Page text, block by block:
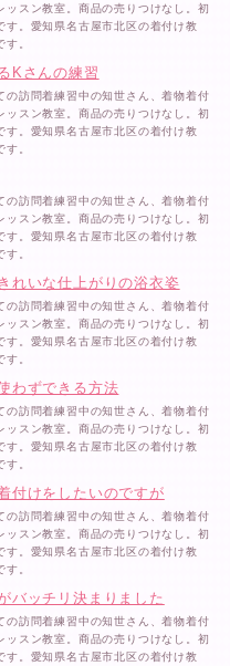
スン教室。商品の売りつけなし。初
す。愛知県名古屋市北区の着付け教
。
Kさんの練習
訪問着練習中の知世さん、着物着付
スン教室。商品の売りつけなし。初
す。愛知県名古屋市北区の着付け教
。
訪問着練習中の知世さん、着物着付
スン教室。商品の売りつけなし。初
す。愛知県名古屋市北区の着付け教
。
れいな仕上がりの浴衣姿
訪問着練習中の知世さん、着物着付
スン教室。商品の売りつけなし。初
す。愛知県名古屋市北区の着付け教
。
わずできる方法
訪問着練習中の知世さん、着物着付
スン教室。商品の売りつけなし。初
す。愛知県名古屋市北区の着付け教
。
付けをしたいのですが
訪問着練習中の知世さん、着物着付
スン教室。商品の売りつけなし。初
す。愛知県名古屋市北区の着付け教
。
バッチリ決まりました
訪問着練習中の知世さん、着物着付
スン教室。商品の売りつけなし。初
す。愛知県名古屋市北区の着付け教